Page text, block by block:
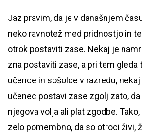
Jaz pravim, da je v današnjem
neko ravnotež med pridnostjo in
otrok postaviti zase. Nekaj je
zna postaviti zase, a pri tem gleda
učence in sošolce v razredu, nekaj
učenec postavi zase zgolj zato,
njegova volja ali plat zgodbe.
zelo pomembno, da so otroci živi,